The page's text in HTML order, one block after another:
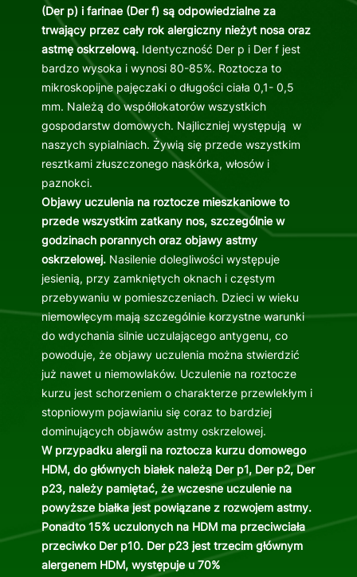
(Der p) i farinae (Der f) są odpowiedzialne za
trwający przez cały rok alergiczny nieżyt nosa oraz
astmę oskrzelową.Identyczność Der p i Der f jest
bardzo wysoka i wynosi 80-85%. Roztocza to
mikroskopijne pajęczaki o długości ciała 0,1- 0,5
mm. Należą do współlokatorów wszystkich
gospodarstw domowych. Najliczniej występują w
naszych sypialniach. Żywią się przede wszystkim
resztkami złuszczonego naskórka, włosów i
paznokci.
Objawy uczulenia na roztocze mieszkaniowe to
przede wszystkim zatkany nos, szczególnie w
godzinach porannych oraz objawy astmy
oskrzelowej.Nasilenie dolegliwości występuje
jesienią, przy zamkniętych oknach i częstym
przebywaniu w pomieszczeniach. Dzieci w wieku
niemowlęcym mają szczególnie korzystne warunki
do wdychania silnie uczulającego antygenu, co
powoduje, że objawy uczulenia można stwierdzić
już nawet u niemowlaków. Uczulenie na roztocze
kurzu jest schorzeniem o charakterze przewlekłym i
stopniowym pojawianiu się coraz to bardziej
dominujących objawów astmy oskrzelowej.
W przypadku alergii na roztocza kurzu domowego
HDM, do głównych białek należą Der p1, Der p2, Der
p23, należy pamiętać, że wczesne uczulenie na
powyższe białka jest powiązane z rozwojem astmy.
Ponadto 15% uczulonych na HDM ma przeciwciała
przeciwko Der p10. Der p23 jest trzecim głównym
alergenem HDM, występuje u 70%